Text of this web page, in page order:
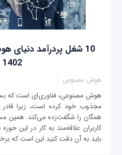
10 شغل پردرآمد
1402
هوش مصنوعی
هوش مصنوعی، فناوری‌ای است که
مجذوب خود کرده است، زیرا
همگان را شگفت‌زده می‌کند. همین
کاربران علاقه‌مند به کار در این
باید به آن دقت کنید این است که